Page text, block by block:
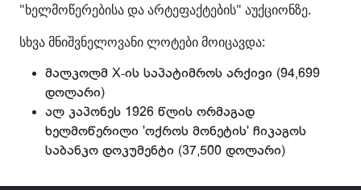
"ხელმოწერებისა და არტეფაქტების" აუქციონზე.
სხვა მნიშვნელოვანი ლოტები მოიცავდა:
მალკოლმ X-ის საპატიმროს არქივი (94,699
დოლარი)
ალ კაპონეს 1926 წლის ორმაგად
ხელმოწერილი 'ოქროს მონეტის' ჩიკაგოს
საბანკო დოკუმენტი (37,500 დოლარი)